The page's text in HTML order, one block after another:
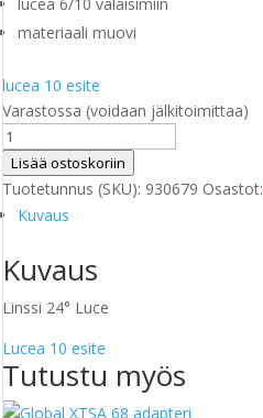
materiaali muovi
lucea 10 esite
Varastossa (voidaan jälkitoimittaa)
Linssi
24°
Luce
a
määrä
Lisää ostoskoriin
Tuotetunnus (SKU): 930679 Osastot:
Kuvaus
Kuvaus
Linssi 24° Luce
Lucea 10 esite
Tutustu myös